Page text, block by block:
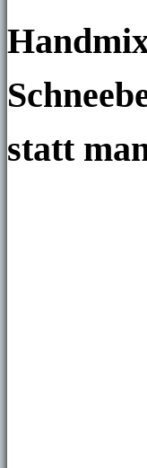
statt